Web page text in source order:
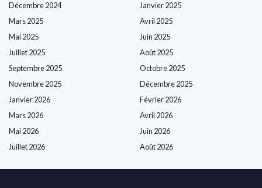
Décembre 2024
Janvier 2025
Mars 2025
Avril 2025
Mai 2025
Juin 2025
Juillet 2025
Août 2025
Septembre 2025
Octobre 2025
Novembre 2025
Décembre 2025
Janvier 2026
Février 2026
Mars 2026
Avril 2026
Mai 2026
Juin 2026
Juillet 2026
Août 2026